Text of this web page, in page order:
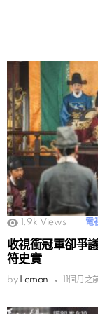
1.9k Views 電
收視衝冠軍卻爭
符史實
by Lemon 11個月之